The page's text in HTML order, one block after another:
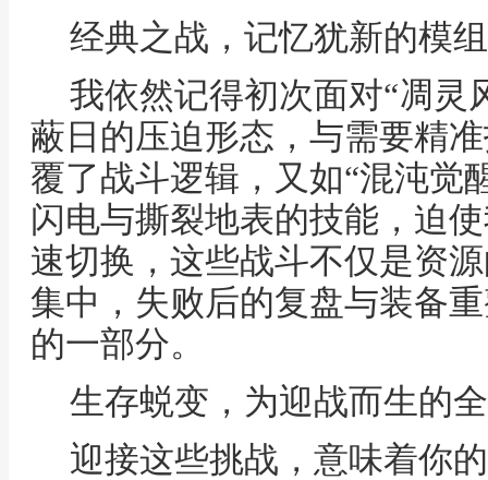
经典之战，记忆犹新的模
我依然记得初次面对“凋灵
蔽日的压迫形态，与需要精
覆了战斗逻辑，又如“混沌觉
闪电与撕裂地表的技能，迫
速切换，这些战斗不仅是资
集中，失败后的复盘与装备
的一部分。
生存蜕变，为迎战而生的
迎接这些挑战，意味着你